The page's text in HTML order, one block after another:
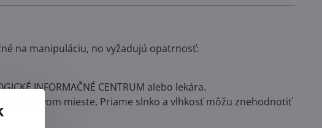
na manipuláciu, no vyžadujú opatrnosť:
INFORMAČNÉ CENTRUM alebo lekára.
a tmavom mieste. Priame slnko a vlhkosť môžu znehodnotiť